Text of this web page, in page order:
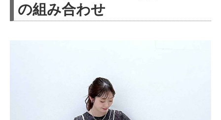
の組み合わせ